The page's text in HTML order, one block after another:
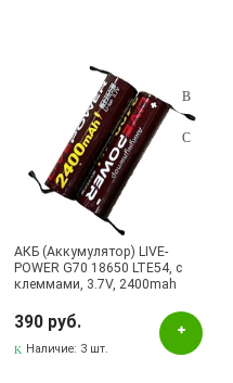
АКБ (Аккумулятор) LIVE-
POWER G70 18650 LTE54, с
клеммами, 3.7V, 2400mah
390 руб.
Наличие: 3 шт.